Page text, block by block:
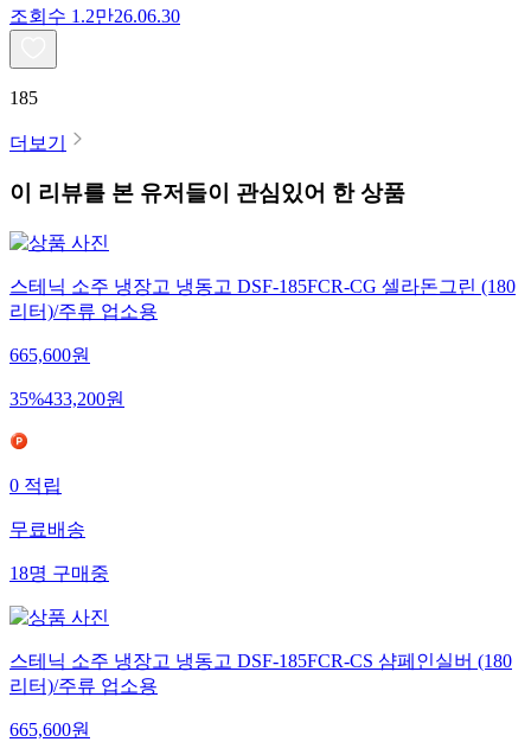
조회수 1.2만26.06.30
185
더보기
이 리뷰를 본 유저들이 관심있어 한 상품
스테닉 소주 냉장고 냉동고 DSF-185FCR-CG 셀라돈그린 (180
리터)/주류 업소용
665,600원
35%433,200원
0 적립
무료배송
18명 구매중
스테닉 소주 냉장고 냉동고 DSF-185FCR-CS 샴페인실버 (180
리터)/주류 업소용
665,600원